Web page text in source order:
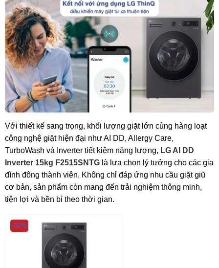
Với thiết kế sang trọng, khối lượng giặt lớn cùng hàng loạt
công nghệ giặt hiện đại như AI DD, Allergy Care,
TurboWash và Inverter tiết kiệm năng lượng, LG AI DD
Inverter 15kg F2515SNTG là lựa chọn lý tưởng cho các gia
đình đông thành viên. Không chỉ đáp ứng nhu cầu giặt giũ
cơ bản, sản phẩm còn mang đến trải nghiệm thông minh,
tiện lợi và bền bỉ theo thời gian.
-32%